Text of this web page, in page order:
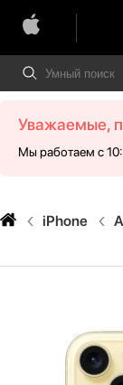
Уважаемые,
Мы работаем с
iPhone